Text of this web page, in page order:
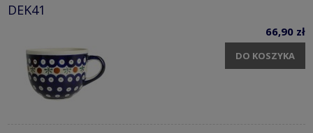
DEK41
66,90 zł
DO KOSZYKA